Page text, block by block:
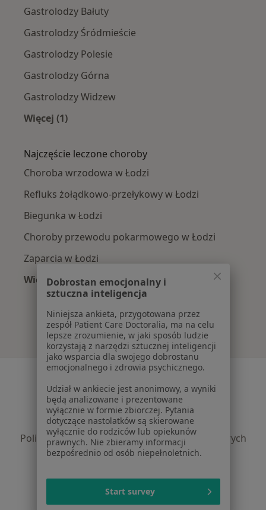
Gastrolodzy Bałuty
Gastrolodzy Śródmieście
Gastrolodzy Polesie
Gastrolodzy Górna
Gastrolodzy Widzew
Więcej (1)
Najczęście leczone choroby
Choroba wrzodowa w Łodzi
Refluks żołądkowo-przełykowy w Łodzi
Biegunka w Łodzi
Choroby przewodu pokarmowego w Łodzi
Zaparcia w Łodzi
Więcej (15)
Więcej w kategorii: Najczęście leczone
Serwis
Regulamin
Polityka prywatności pacjentów
Polityka prywatności profesjonalistów
Polityka prywatności dla profesjonalistów, których
dane pozyskaliśmy samodzielnie
Jak działają wyniki wyszukiwania
Dostępność
Dobrostan emocjonalny i
sztuczna inteligencja
Niniejsza ankieta, przygotowana przez
zespół Patient Care Doctoralia, ma na celu
lepsze zrozumienie, w jaki sposób ludzie
korzystają z narzędzi sztucznej inteligencji
jako wsparcia dla swojego dobrostanu
emocjonalnego i zdrowia psychicznego.
Udział w ankiecie jest anonimowy, a wyniki
będą analizowane i prezentowane
wyłącznie w formie zbiorczej. Pytania
dotyczące nastolatków są skierowane
wyłącznie do rodziców lub opiekunów
prawnych. Nie zbieramy informacji
bezpośrednio od osób niepełnoletnich.
Start survey